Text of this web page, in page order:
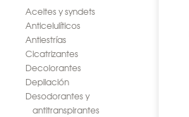
Aceites y syndets
Anticelulíticos
Antiestrías
Cicatrizantes
Decolorantes
Depilación
Desodorantes y
antitranspirantes